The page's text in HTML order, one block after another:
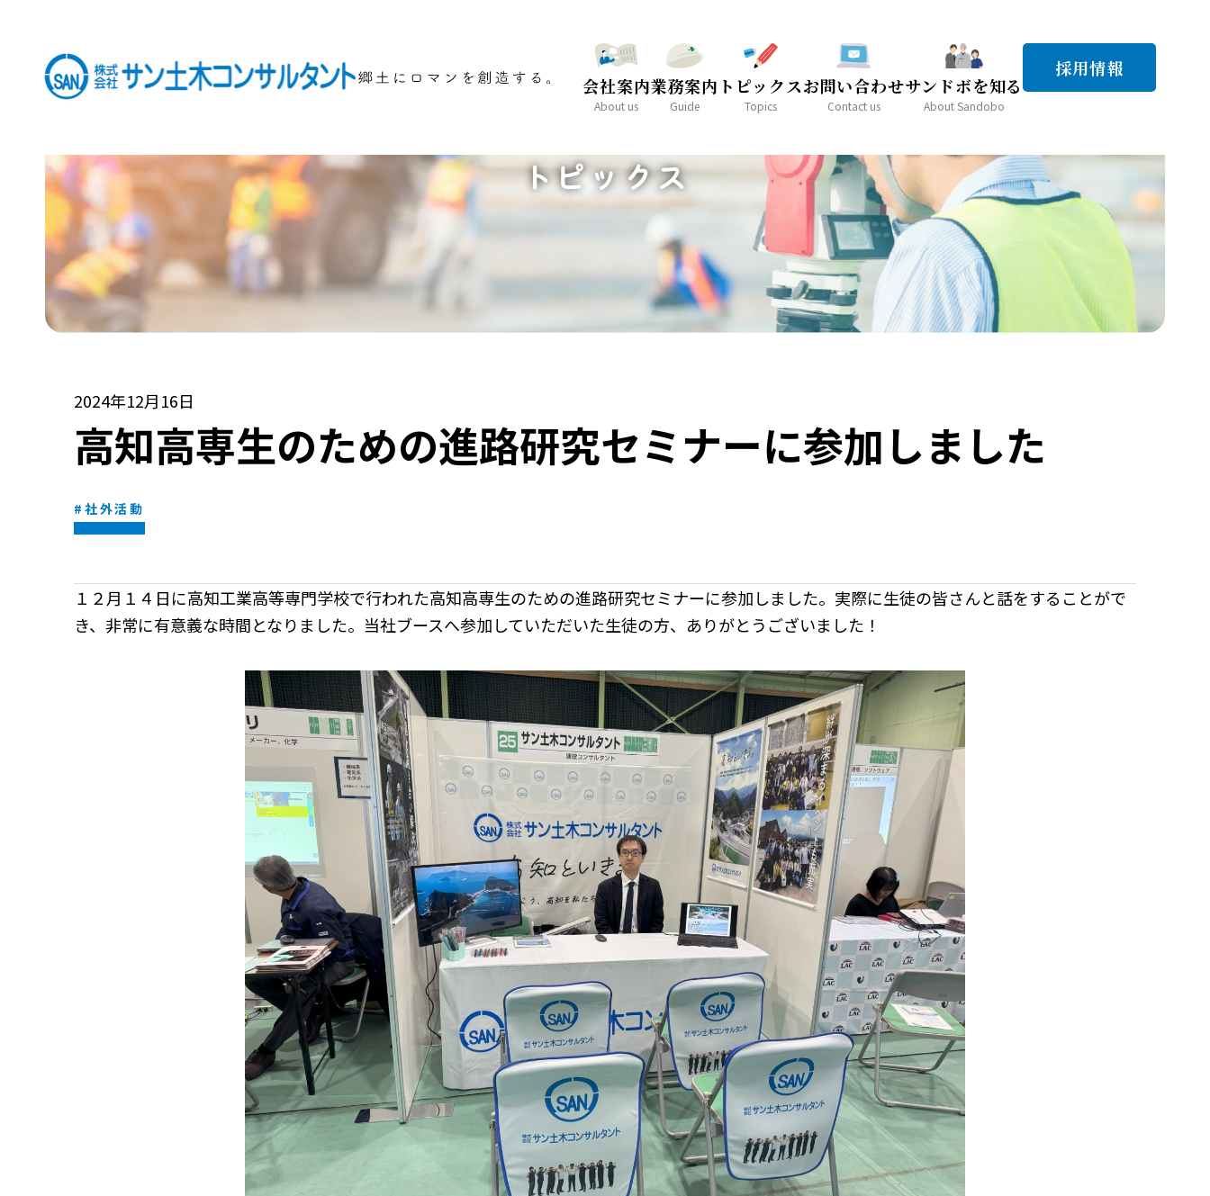
会社案内
About us
業務案内
Guide
トピックス
Topics
お問い合わせ
Contact us
サンドボを知る
About Sandobo
採用情報
トピックス
2024年12月16日
高知高専生のための進路研究セミナーに参加しました
#社外活動
１２月１４日に高知工業高等専門学校で行われた高知高専生のための進路研究セミナーに参加しました。実際に生徒の皆さんと話をすることがで
き、非常に有意義な時間となりました。当社ブースへ参加していただいた生徒の方、ありがとうございました！